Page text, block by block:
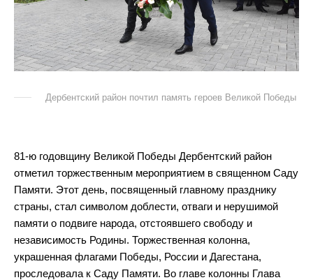
Дербентский район почтил память героев Великой Победы
81-ю годовщину Великой Победы Дербентский район
отметил торжественным мероприятием в священном Саду
Памяти. Этот день, посвященный главному празднику
страны, стал символом доблести, отваги и нерушимой
памяти о подвиге народа, отстоявшего свободу и
независимость Родины. Торжественная колонна,
украшенная флагами Победы, России и Дагестана,
проследовала к Саду Памяти. Во главе колонны Глава